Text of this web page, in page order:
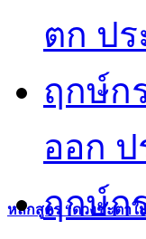
หลักสูตร “ดวงชะตาใ
ตก ปร
ฤกษ์ก
ออก ป
ฤกษ์ก